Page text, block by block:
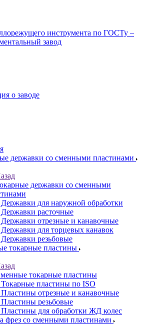
о заводе
державки со сменными пластинами
державки со сменными
Державки для наружной обработки
Державки расточные
Державки отрезные и канавочные
Державки для торцевых канавок
Державки резьбовые
токарные пластины
токарные пластины
Токарные пластины по ISO
Пластины отрезные и канавочные
Пластины резьбовые
Пластины для обработки ЖД колес
фрез со сменными пластинами